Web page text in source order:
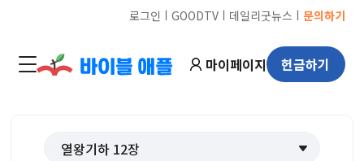
로그인 ㅣ GOODTVㅣ 데일리굿뉴스 ㅣ 문의하기
마이페이지 헌금하기
열왕기하 12장